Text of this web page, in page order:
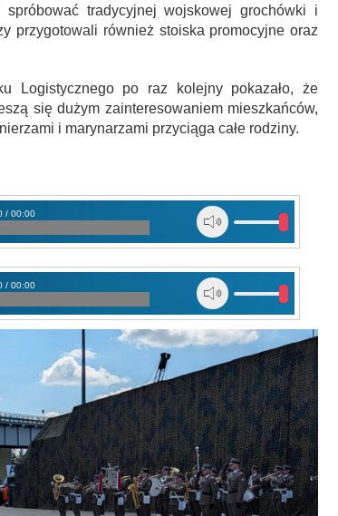
tradycyjnej wojskowej grochówki i
przygotowali również stoiska promocyjne oraz
Logistycznego po raz kolejny pokazało, że
się dużym zainteresowaniem mieszkańców,
i marynarzami przyciąga całe rodziny.
/ 00:00
/ 00:00